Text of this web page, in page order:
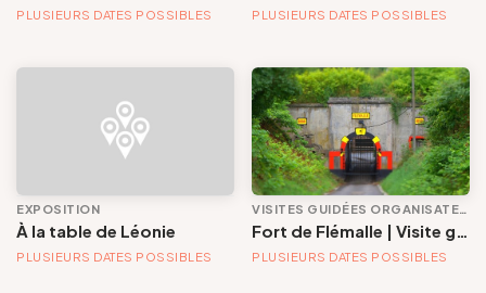
Tout effacer
PLUSIEURS DATES POSSIBLES PLUSIEURS DATES POSSIBLES
EXPOSITION
À la table de Léonie
PLUSIEURS DATES POSSIBLES PLUSIEURS DATES POSSIBLES